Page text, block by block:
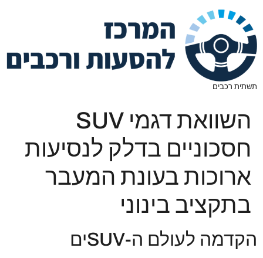
תשתית רכבים
השוואת דגמי SUV
חסכוניים בדלק לנסיעות
ארוכות בעונת המעבר
בתקציב בינוני
הקדמה לעולם ה-SUVים